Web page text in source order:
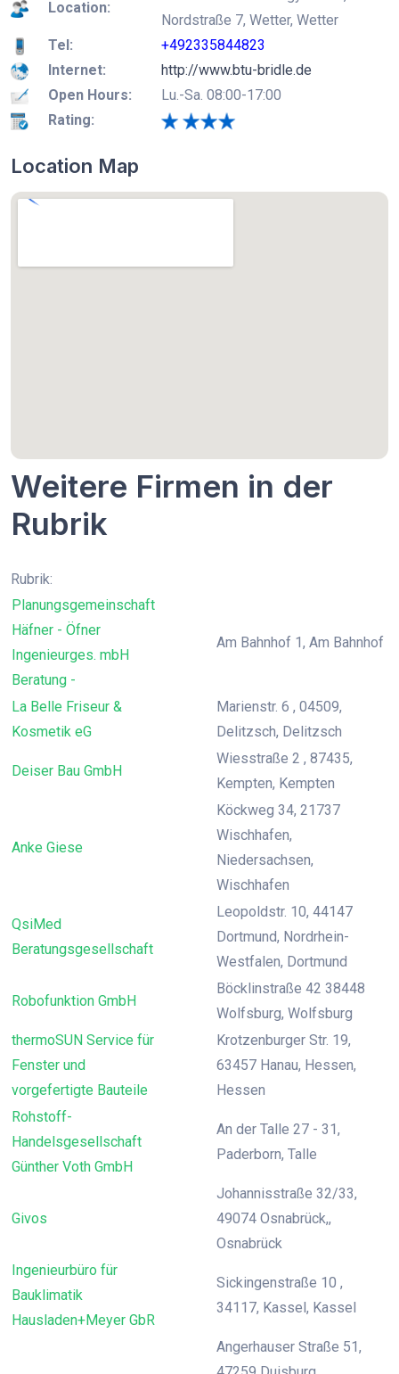
Location:
Nordstraße 7, Wetter, Wetter
Tel:
+492335844823
Internet:
http://www.btu-bridle.de
Open Hours:
Lu.-Sa. 08:00-17:00
Rating:
Location Map
Weitere Firmen in der
Rubrik
Rubrik:
Planungsgemeinschaft
Häfner - Öfner
Ingenieurges. mbH
Beratung -
Am Bahnhof 1, Am Bahnhof
La Belle Friseur &
Kosmetik eG
Marienstr. 6 , 04509,
Delitzsch, Delitzsch
Deiser Bau GmbH
Wiesstraße 2 , 87435,
Kempten, Kempten
Anke Giese
Köckweg 34, 21737
Wischhafen,
Niedersachsen,
Wischhafen
QsiMed
Beratungsgesellschaft
Leopoldstr. 10, 44147
Dortmund, Nordrhein-
Westfalen, Dortmund
Robofunktion GmbH
Böcklinstraße 42 38448
Wolfsburg, Wolfsburg
thermoSUN Service für
Fenster und
vorgefertigte Bauteile
Krotzenburger Str. 19,
63457 Hanau, Hessen,
Hessen
Rohstoff-
Handelsgesellschaft
Günther Voth GmbH
An der Talle 27 - 31,
Paderborn, Talle
Givos
Johannisstraße 32/33,
49074 Osnabrück,,
Osnabrück
Ingenieurbüro für
Bauklimatik
Hausladen+Meyer GbR
Sickingenstraße 10 ,
34117, Kassel, Kassel
Angerhauser Straße 51,